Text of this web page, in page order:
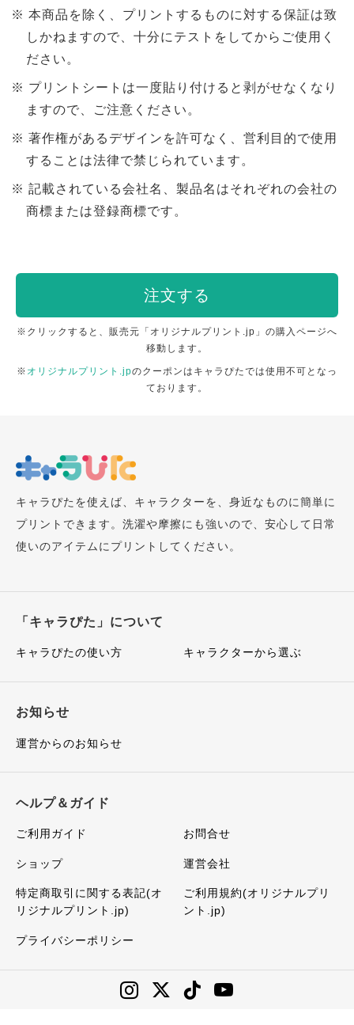
本商品を除く、プリントするものに対する保証は致
しかねますので、十分にテストをしてからご使用く
ださい。
プリントシートは一度貼り付けると剥がせなくなり
ますので、ご注意ください。
著作権があるデザインを許可なく、営利目的で使用
することは法律で禁じられています。
記載されている会社名、製品名はそれぞれの会社の
商標または登録商標です。
注文する
※クリックすると、販売元「オリジナルプリント.jp」の購入ページへ
移動します。
※ オリジナルプリント.jpのクーポンはキャラぴたでは使用不可となっ
ております。
キャラぴたを使えば、キャラクターを、身近なものに簡単に
プリントできます。洗濯や摩擦にも強いので、安心して日常
使いのアイテムにプリントしてください。
「キャラぴた」について
キャラぴたの使い方 キャラクターから選ぶ
お知らせ
運営からのお知らせ
ヘルプ＆ガイド
ご利用ガイド お問合せ
ショップ 運営会社
特定商取引に関する表記(オ
リジナルプリント.jp)
ご利用規約(オリジナルプリ
ント.jp)
プライバシーポリシー